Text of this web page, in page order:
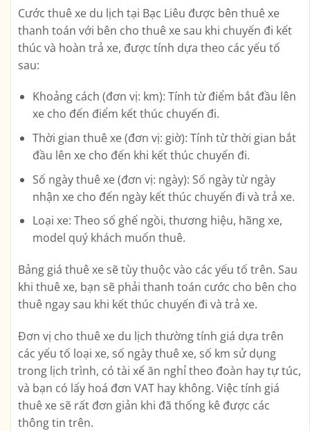
Cước thuê xe du lịch tại Bạc Liêu được bên thuê xe
thanh toán với bên cho thuê xe sau khi chuyến đi kết
thúc và hoàn trả xe, được tính dựa theo các yếu tố
sau:
Khoảng cách (đơn vị: km): Tính từ điểm bắt đầu lên
xe cho đến điểm kết thúc chuyến đi.
Thời gian thuê xe (đơn vị: giờ): Tính từ thời gian bắt
đầu lên xe cho đến khi kết thúc chuyến đi.
Số ngày thuê xe (đơn vị: ngày): Số ngày từ ngày
nhận xe cho đến ngày kết thúc chuyến đi và trả xe.
Loại xe: Theo số ghế ngồi, thương hiệu, hãng xe,
model quý khách muốn thuê.
Bảng giá thuê xe sẽ tùy thuộc vào các yếu tố trên. Sau
khi thuê xe, bạn sẽ phải thanh toán cước cho bên cho
thuê ngay sau khi kết thúc chuyến đi và trả xe.
Đơn vị cho thuê xe du lịch thường tính giá dựa trên
các yếu tố loại xe, số ngày thuê xe, số km sử dụng
trong lịch trình, có tài xế ăn nghỉ theo đoàn hay tự túc,
và bạn có lấy hoá đơn VAT hay không. Việc tính giá
thuê xe sẽ rất đơn giản khi đã thống kê được các
thông tin trên.